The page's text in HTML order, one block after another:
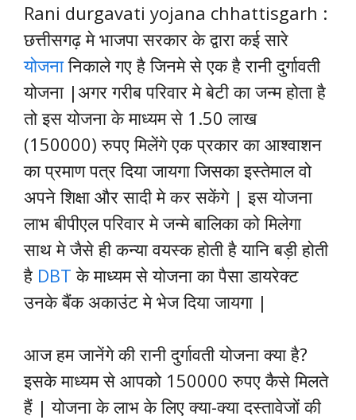
Rani durgavati yojana chhattisgarh :
छत्तीसगढ़ मे भाजपा सरकार के द्वारा कई सारे
योजनानिकाले गए है जिनमे से एक है रानी दुर्गावती
योजना |अगर गरीब परिवार मे बेटी का जन्म होता है
तो इस योजना के माध्यम से 1.50 लाख
(150000) रुपए मिलेंगे एक प्रकार का आश्वाशन
का प्रमाण पत्र दिया जायगा जिसका इस्तेमाल वो
अपने शिक्षा और सादी मे कर सकेंगे | इस योजना
लाभ बीपीएल परिवार मे जन्मे बालिका को मिलेगा
साथ मे जैसे ही कन्या वयस्क होती है यानि बड़ी होती
है DBT के माध्यम से योजना का पैसा डायरेक्ट
उनके बैंक अकाउंट मे भेज दिया जायगा |
आज हम जानेंगे की रानी दुर्गावती योजना क्या है?
इसके माध्यम से आपको 150000 रुपए कैसे मिलते
हैं | योजना के लाभ के लिए क्या-क्या दस्तावेजों की